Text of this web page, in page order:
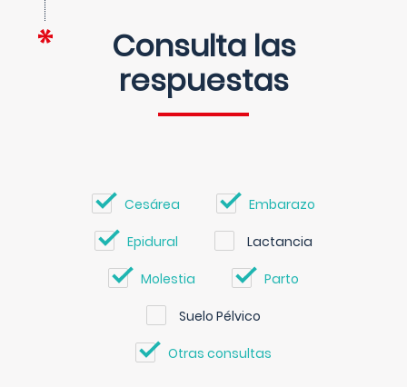
Consulta las
respuestas
Cesárea Embarazo
Epidural Lactancia
Molestia Parto
Suelo Pélvico
Otras consultas